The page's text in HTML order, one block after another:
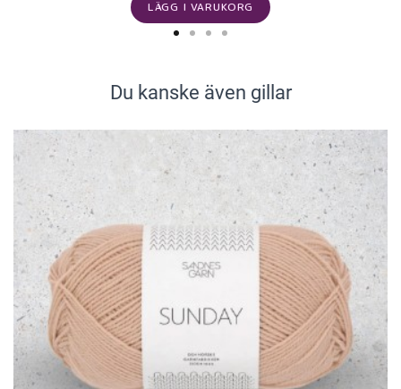
LÄGG I VARUKORG
Du kanske även gillar